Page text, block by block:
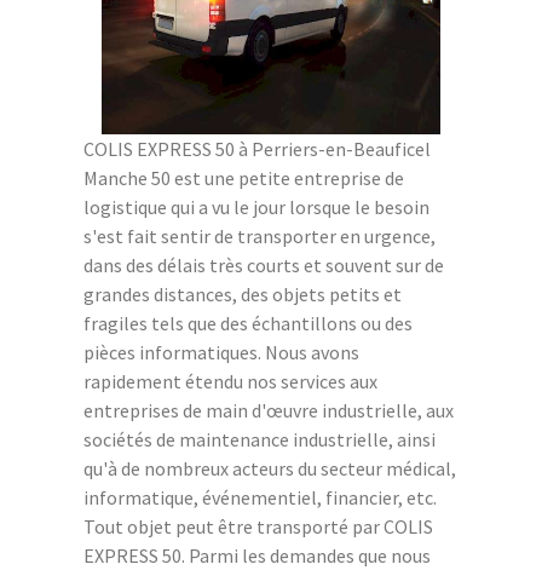
COLIS EXPRESS 50 à Perriers-en-Beauficel
Manche 50 est une petite entreprise de
logistique qui a vu le jour lorsque le besoin
s'est fait sentir de transporter en urgence,
dans des délais très courts et souvent sur de
grandes distances, des objets petits et
fragiles tels que des échantillons ou des
pièces informatiques. Nous avons
rapidement étendu nos services aux
entreprises de main d'œuvre industrielle, aux
sociétés de maintenance industrielle, ainsi
qu'à de nombreux acteurs du secteur médical,
informatique, événementiel, financier, etc.
Tout objet peut être transporté par COLIS
EXPRESS 50. Parmi les demandes que nous